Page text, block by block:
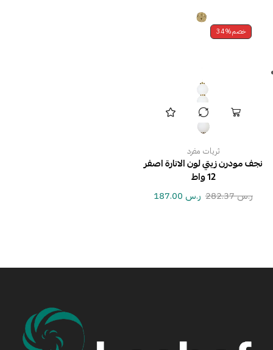
خصم34%
ثريات مفرد
نجف مودرن زيتي لون الانارة اصفر
12 واط
ر.س282.37 ر.س